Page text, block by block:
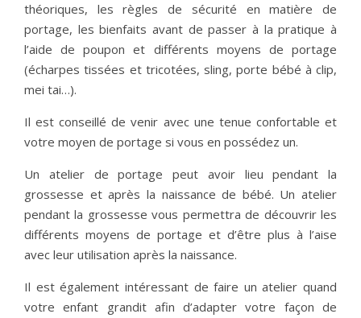
théoriques, les règles de sécurité en matière de
portage, les bienfaits avant de passer à la pratique à
l’aide de poupon et différents moyens de portage
(écharpes tissées et tricotées, sling, porte bébé à clip,
mei tai…).
Il est conseillé de venir avec une tenue confortable et
votre moyen de portage si vous en possédez un.
Un atelier de portage peut avoir lieu pendant la
grossesse et après la naissance de bébé. Un atelier
pendant la grossesse vous permettra de découvrir les
différents moyens de portage et d’être plus à l’aise
avec leur utilisation après la naissance.
Il est également intéressant de faire un atelier quand
votre enfant grandit afin d’adapter votre façon de